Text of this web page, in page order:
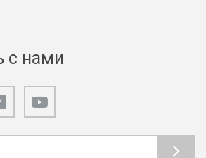
с нами